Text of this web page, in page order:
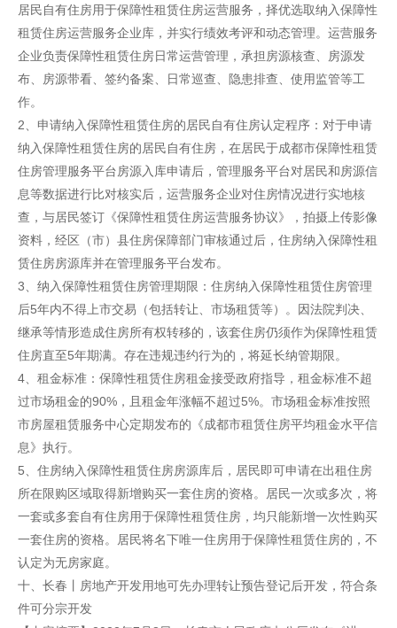
居民自有住房用于保障性租赁住房运营服务，择优选取纳入保障性
租赁住房运营服务企业库，并实行绩效考评和动态管理。运营服务
企业负责保障性租赁住房日常运营管理，承担房源核查、房源发
布、房源带看、签约备案、日常巡查、隐患排查、使用监管等工
作。
2、申请纳入保障性租赁住房的居民自有住房认定程序：对于申请
纳入保障性租赁住房的居民自有住房，在居民于成都市保障性租赁
住房管理服务平台房源入库申请后，管理服务平台对居民和房源信
息等数据进行比对核实后，运营服务企业对住房情况进行实地核
查，与居民签订《保障性租赁住房运营服务协议》，拍摄上传影像
资料，经区（市）县住房保障部门审核通过后，住房纳入保障性租
赁住房房源库并在管理服务平台发布。
3、纳入保障性租赁住房管理期限：住房纳入保障性租赁住房管理
后5年内不得上市交易（包括转让、市场租赁等）。因法院判决、
继承等情形造成住房所有权转移的，该套住房仍须作为保障性租赁
住房直至5年期满。存在违规违约行为的，将延长纳管期限。
4、租金标准：保障性租赁住房租金接受政府指导，租金标准不超
过市场租金的90%，且租金年涨幅不超过5%。市场租金标准按照
市房屋租赁服务中心定期发布的《成都市租赁住房平均租金水平信
息》执行。
5、住房纳入保障性租赁住房房源库后，居民即可申请在出租住房
所在限购区域取得新增购买一套住房的资格。居民一次或多次，将
一套或多套自有住房用于保障性租赁住房，均只能新增一次性购买
一套住房的资格。居民将名下唯一住房用于保障性租赁住房的，不
认定为无房家庭。
十、长春丨房地产开发用地可先办理转让预告登记后开发，符合条
件可分宗开发